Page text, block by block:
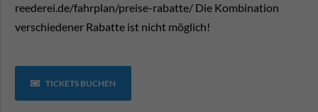
reederei.de/fahrplan/preise-rabatte/ Die Kombination
verschiedener Rabatte ist nicht möglich!
TICKETS BUCHEN